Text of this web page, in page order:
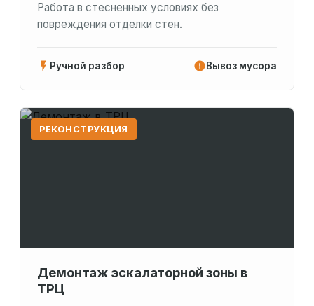
Работа в стесненных условиях без
повреждения отделки стен.
Ручной разбор Вывоз мусора
РЕКОНСТРУКЦИЯ
Демонтаж эскалаторной зоны в
ТРЦ